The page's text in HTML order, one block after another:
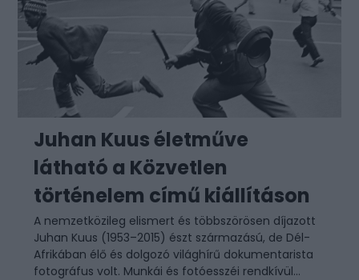
Juhan Kuus életműve
látható a Közvetlen
történelem című kiállításon
A nemzetközileg elismert és többszörösen díjazott
Juhan Kuus (1953–2015) észt származású, de Dél-
Afrikában élő és dolgozó világhírű dokumentarista
fotográfus volt. Munkái és fotóesszéi rendkívül...